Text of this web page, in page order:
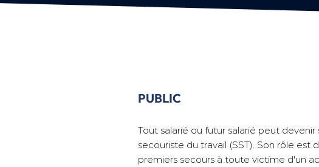
PUBLIC
Tout salarié ou futur salarié peut devenir
secouriste du travail (SST). Son rôle est
premiers secours à toute victime d'un